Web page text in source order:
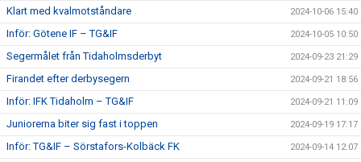
Klart med kvalmotståndare 2024-10-06 15:40
Inför: Götene IF – TG&IF 2024-10-05 10:50
Segermålet från Tidaholmsderbyt 2024-09-23 21:29
Firandet efter derbysegern 2024-09-21 18:56
Inför: IFK Tidaholm – TG&IF 2024-09-21 11:09
Juniorerna biter sig fast i toppen 2024-09-19 17:17
Inför: TG&IF – Sörstafors-Kolbäck FK 2024-09-14 12:07